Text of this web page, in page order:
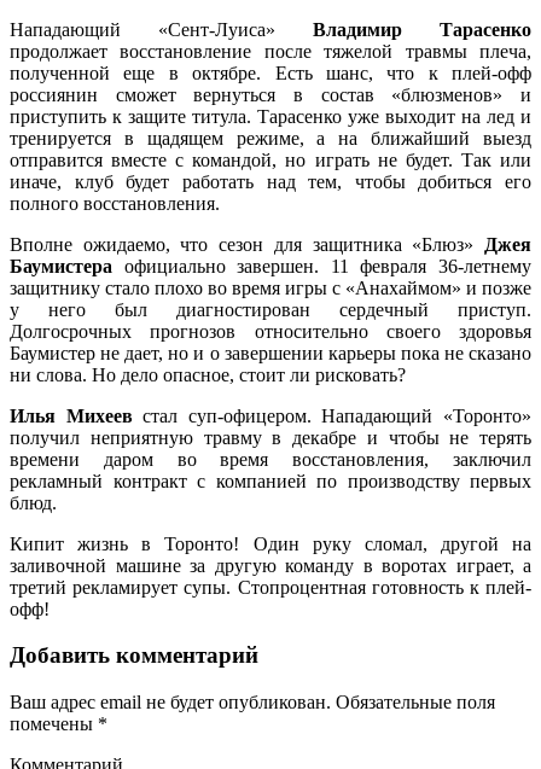
Нападающий «Сент-Луиса» Владимир Тарасенко
продолжает восстановление после тяжелой травмы плеча,
полученной еще в октябре. Есть шанс, что к плей-офф
россиянин сможет вернуться в состав «блюзменов» и
приступить к защите титула. Тарасенко уже выходит на лед и
тренируется в щадящем режиме, а на ближайший выезд
отправится вместе с командой, но играть не будет. Так или
иначе, клуб будет работать над тем, чтобы добиться его
полного восстановления.
Вполне ожидаемо, что сезон для защитника «Блюз»
Джея
Баумистера официально завершен. 11 февраля 36-летнему
защитнику стало плохо во время игры с «Анахаймом» и позже
у него был диагностирован сердечный приступ.
Долгосрочных прогнозов относительно своего здоровья
Баумистер не дает, но и о завершении карьеры пока не сказано
ни слова. Но дело опасное, стоит ли рисковать?
Илья Михеевстал суп-офицером. Нападающий «Торонто»
получил неприятную травму в декабре и чтобы не терять
времени даром во время восстановления, заключил
рекламный контракт с компанией по производству первых
блюд.
Кипит жизнь в Торонто! Один руку сломал, другой на
заливочной машине за другую команду в воротах играет, а
третий рекламирует супы. Стопроцентная готовность к плей-
офф!
Добавить комментарий
Ваш адрес email не будет опубликован. Обязательные поля
помечены *
Комментарий